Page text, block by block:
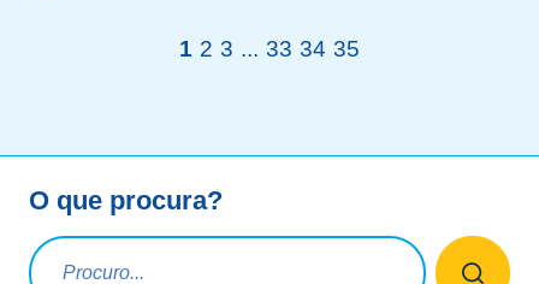
1 2 3 ... 33 34 35
O que procura?
Termo a pesquisar